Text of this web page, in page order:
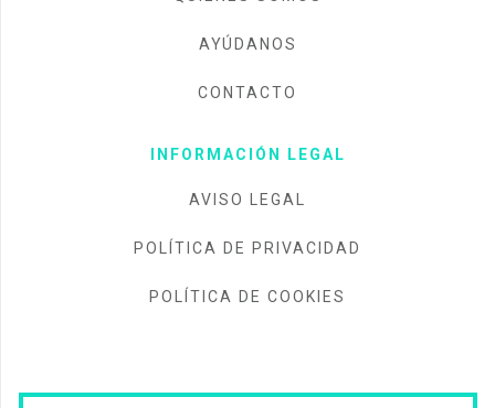
AYÚDANOS
CONTACTO
INFORMACIÓN LEGAL
AVISO LEGAL
POLÍTICA DE PRIVACIDAD
POLÍTICA DE COOKIES